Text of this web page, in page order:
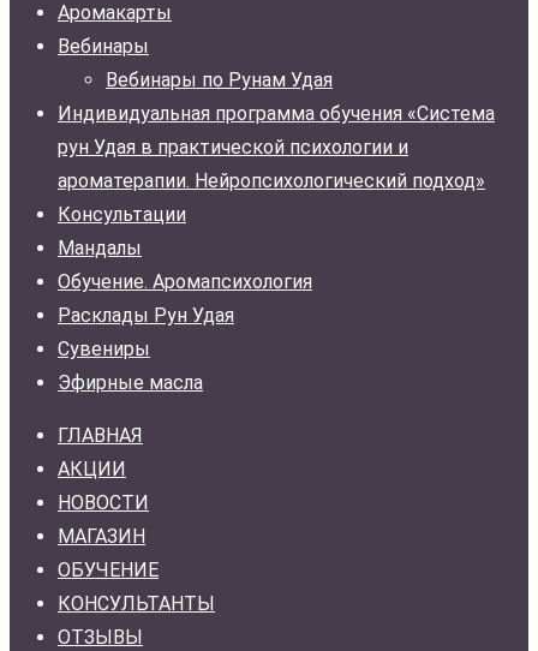
Аромакарты
Вебинары
Вебинары по Рунам Удая
Индивидуальная программа обучения «Система
рун Удая в практической психологии и
ароматерапии. Нейропсихологический подход»
Консультации
Мандалы
Обучение. Аромапсихология
Расклады Рун Удая
Сувениры
Эфирные масла
ГЛАВНАЯ
АКЦИИ
НОВОСТИ
МАГАЗИН
ОБУЧЕНИЕ
КОНСУЛЬТАНТЫ
ОТЗЫВЫ